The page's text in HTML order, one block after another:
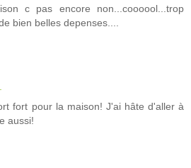
c pas encore non...coooool...trop
bien belles depenses....
fort pour la maison! J'ai hâte d'aller à
aussi!